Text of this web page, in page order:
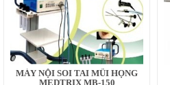
MÁY NỘI SOI TAI MŨI HỌNG
MEDTRIX MB-150